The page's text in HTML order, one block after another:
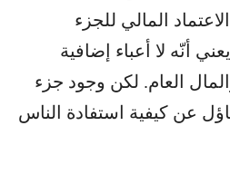
المالي للجزء
أنّه لا أعباء إضافية
العام. لكن وجود جزء
عن كيفية استفادة الناس